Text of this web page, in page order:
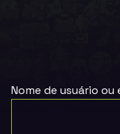
Nome de usuário